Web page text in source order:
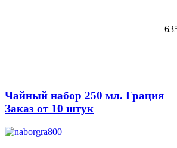
Чайный набор 250 мл. Грация
Заказ от 10 штук